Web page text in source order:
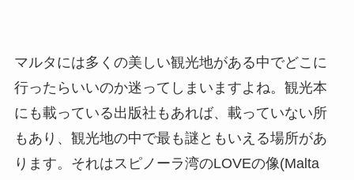
マルタには多くの美しい観光地がある中でどこに
行ったらいいのか迷ってしまいますよね。観光本
にも載っている出版社もあれば、載っていない所
もあり、観光地の中で最も謎ともいえる場所があ
ります。それはスピノーラ湾のLOVEの像(Malta